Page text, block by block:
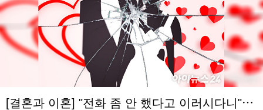
[결혼과 이혼] "전화 좀 안 했다고 이러시다니"⋯